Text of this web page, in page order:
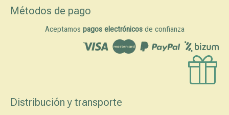
Métodos de pago
Aceptamos pagos electrónicosde confianza
Distribución y transporte